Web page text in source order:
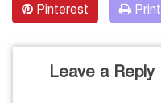
Pinterest Print
Leave a Reply